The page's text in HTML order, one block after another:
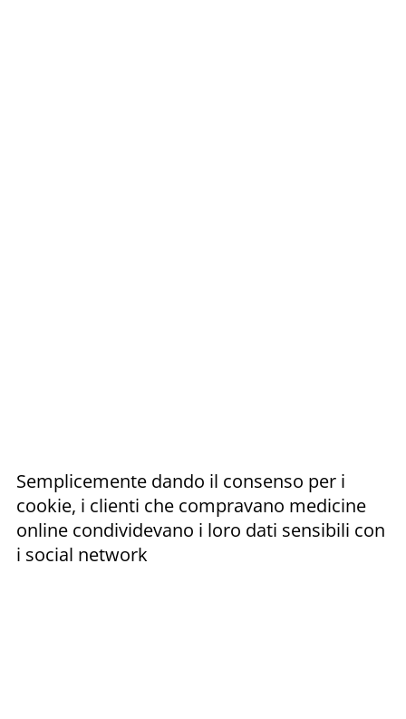
Semplicemente dando il consenso per i
cookie, i clienti che compravano medicine
online condividevano i loro dati sensibili con
i social network